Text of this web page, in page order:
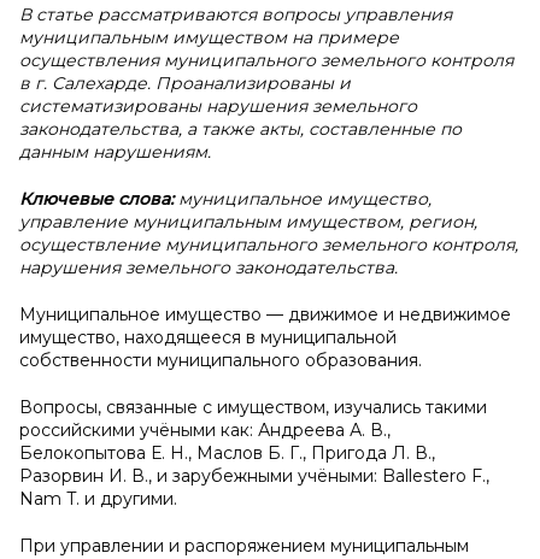
В статье рассматриваются вопросы управления
муниципальным имуществом на примере
осуществления муниципального земельного контроля
в г. Салехарде. Проанализированы и
систематизированы нарушения земельного
законодательства, а также акты, составленные по
данным нарушениям.
Ключевые слова:муниципальное имущество,
управление муниципальным имуществом, регион,
осуществление муниципального земельного контроля,
нарушения земельного законодательства.
Муниципальное имущество — движимое и недвижимое
имущество, находящееся в муниципальной
собственности муниципального образования.
Вопросы, связанные с имуществом, изучались такими
российскими учёными как: Андреева А. В.,
Белокопытова Е. Н., Маслов Б. Г., Пригода Л. В.,
Разорвин И. В., и зарубежными учёными: Ballestero F.,
Nam T. и другими.
При управлении и распоряжением муниципальным